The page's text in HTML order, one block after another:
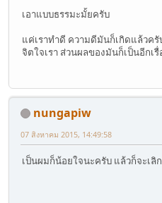
เอาแบบธรรมะมั้ยครับ
แค่เราทำดี ความดีมันก็เกิดแล้วค
จิตใจเรา ส่วนผลของมันก็เป็นอีกเ
nungapiw
07 สิงหาคม 2015, 14:49:58
เป็นผมก็น้อยใจนะครับ แล้วก็จะเลิ